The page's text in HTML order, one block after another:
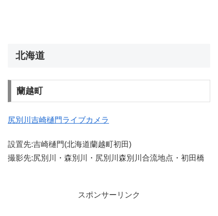
北海道
蘭越町
尻別川吉崎樋門ライブカメラ
設置先:吉崎樋門(北海道蘭越町初田)
撮影先:尻別川・森別川・尻別川森別川合流地点・初田橋
スポンサーリンク